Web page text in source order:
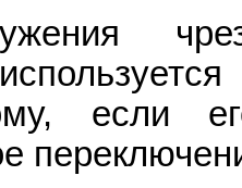
если